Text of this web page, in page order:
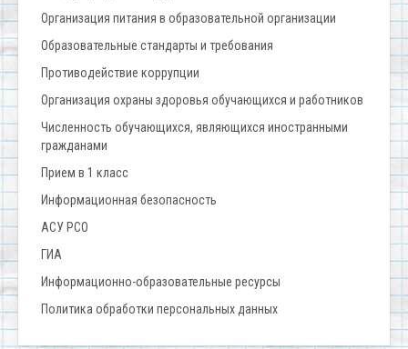
Организация питания в образовательной организации
Образовательные стандарты и требования
Противодействие коррупции
Организация охраны здоровья обучающихся и работников
Численность обучающихся, являющихся иностранными
гражданами
Прием в 1 класс
Информационная безопасность
АСУ РСО
ГИА
Информационно-образовательные ресурсы
Политика обработки персональных данных